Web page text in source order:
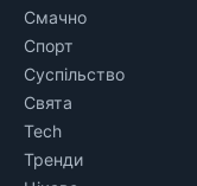
Смачно
Спорт
Суспільство
Свята
Tech
Тренди